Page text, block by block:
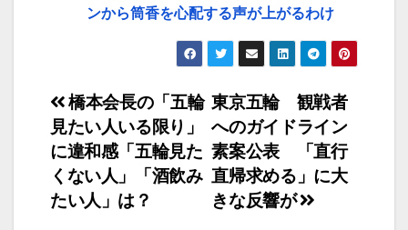
ンから筒香を心配する声が上がるわけ
投
稿
ナ
ビ
東京五輪 観戦者
へのガイドライン
素案公表 「直行
直帰求める」に大
きな反響が
橋本会長の「五輪
見たい人いる限り」
に違和感「五輪見た
くない人」「酒飲み
たい人」は？